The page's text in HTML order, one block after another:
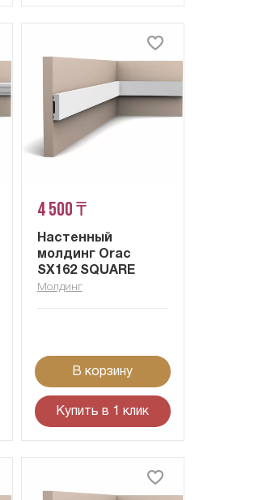
4 500 ₸
Настенный
молдинг Orac
SX162 SQUARE
Молдинг
В корзину
Купить в 1 клик